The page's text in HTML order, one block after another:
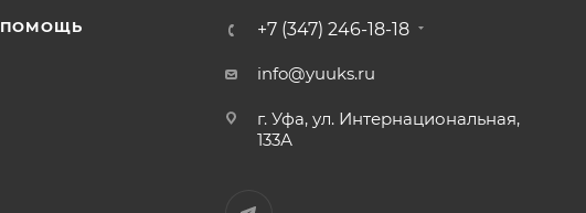
ПОМОЩЬ +7 (347) 246-18-18
info@yuuks.ru
г. Уфа, ул. Интернациональная,
133А